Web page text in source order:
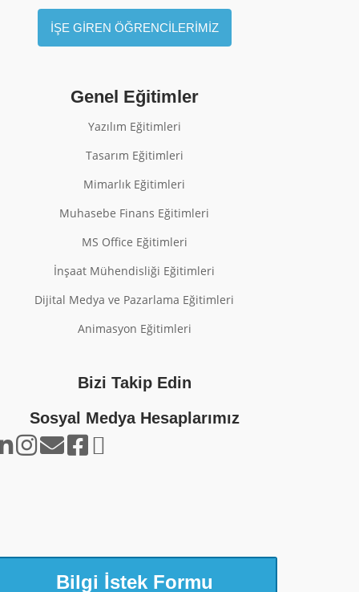
İŞE GİREN ÖĞRENCİLERİMİZ
Genel Eğitimler
Yazılım Eğitimleri
Tasarım Eğitimleri
Mimarlık Eğitimleri
Muhasebe Finans Eğitimleri
MS Office Eğitimleri
İnşaat Mühendisliği Eğitimleri
Dijital Medya ve Pazarlama Eğitimleri
Animasyon Eğitimleri
Bizi Takip Edin
Sosyal Medya Hesaplarımız
Bilgi İstek Formu